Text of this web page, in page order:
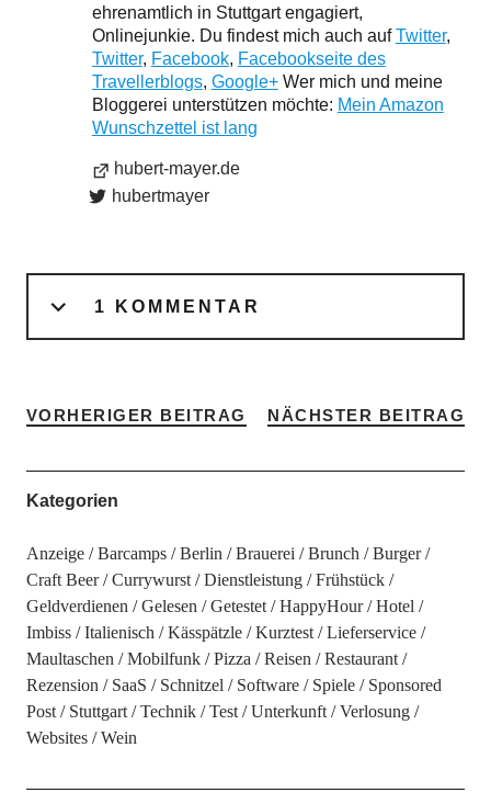
ehrenamtlich in Stuttgart engagiert,
Onlinejunkie. Du findest mich auch aufTwitter,
Twitter, Facebook, Facebookseite des
Travellerblogs, Google+Wer mich und meine
Bloggerei unterstützen möchte: Mein Amazon
Wunschzettel ist lang
hubert-mayer.de
hubertmayer
1 KOMMENTAR
VORHERIGER BEITRAG NÄCHSTER BEITRAG
Kategorien
Anzeige Barcamps Berlin Brauerei Brunch
Burger
Craft Beer
Currywurst Dienstleistung
Frühstück
Geldverdienen
Gelesen Getestet HappyHour
Hotel
Imbiss
Italienisch Kässpätzle Kurztest
Lieferservice
Maultaschen
Mobilfunk Pizza Reisen
Restaurant
Rezension
SaaS Schnitzel Software Spiele
Sponsored
Post
Stuttgart Technik Test Unterkunft
Verlosung
Websites
Wein